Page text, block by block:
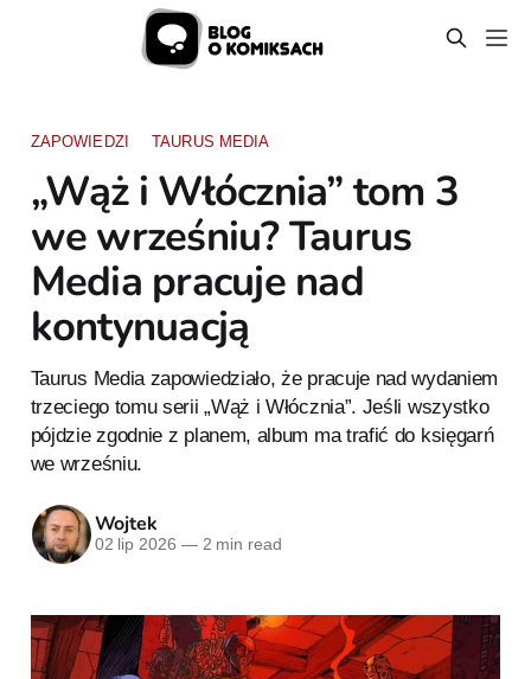
ZAPOWIEDZI TAURUS MEDIA
„Wąż i Włócznia” tom 3
we wrześniu? Taurus
Media pracuje nad
kontynuacją
Taurus Media zapowiedziało, że pracuje nad wydaniem
trzeciego tomu serii „Wąż i Włócznia”. Jeśli wszystko
pójdzie zgodnie z planem, album ma trafić do księgarń
we wrześniu.
Wojtek
02 lip 2026 —2 min read